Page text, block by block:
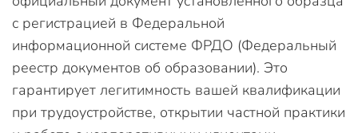
с регистрацией в Федеральной
информационной системе ФРДО (Федеральный
реестр документов об образовании). Это
гарантирует легитимность вашей квалификации
при трудоустройстве, открытии частной практики